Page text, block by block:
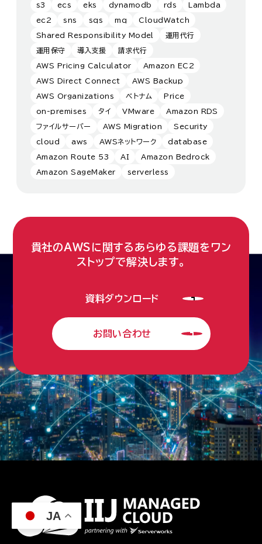
JA
s3 ecs eks dynamodb rds Lambda
ec2 sns sqs mq CloudWatch
Shared Responsibility Model 運用代行
運用保守 導入支援 請求代行
AWS Pricing Calculator Amazon EC2
AWS Direct Connect AWS Backup
AWS Organizations ベトナム Price
on-premises タイ VMware Amazon RDS
ファイルサーバー AWS Migration Security
cloud aws AWSネットワーク database
Amazon Route 53 AI Amazon Bedrock
Amazon SageMaker serverless
貴社のAWSに関するあらゆる課題をワン
ストップで解決します。
資料ダウンロード
お問い合わせ